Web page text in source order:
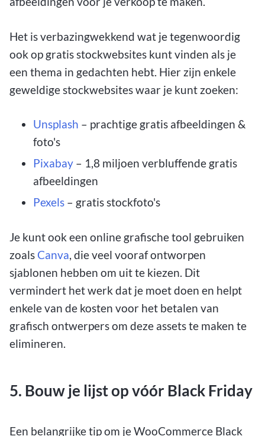
Het is verbazingwekkend wat je tegenwoordig
ook op gratis stockwebsites kunt vinden als je
een thema in gedachten hebt. Hier zijn enkele
geweldige stockwebsites waar je kunt zoeken:
Unsplash – prachtige gratis afbeeldingen &
foto's
Pixabay – 1,8 miljoen verbluffende gratis
afbeeldingen
Pexels – gratis stockfoto's
Je kunt ook een online grafische tool gebruiken
zoals Canva , die veel vooraf ontworpen
sjablonen hebben om uit te kiezen. Dit
vermindert het werk dat je moet doen en helpt
enkele van de kosten voor het betalen van
grafisch ontwerpers om deze assets te maken te
elimineren.
5. Bouw je lijst op vóór Black Friday
Een belangrijke tip om je WooCommerce Black